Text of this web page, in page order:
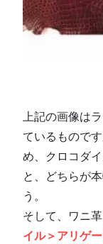
上記の画像は
ているもので
め、クロコダ
と、どちらが
う。
そして、ワニ
イル＞アリゲ